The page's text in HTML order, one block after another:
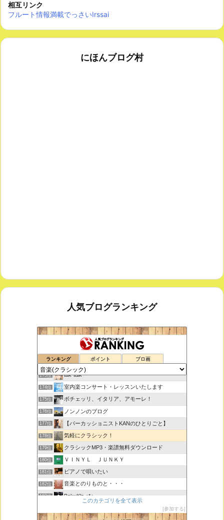
相互リンク
フルート情報満載でっさいIrssai
にほんブログ村
人気ブログランキング
ランキング ポイント ブロ画
鑑賞空間・忘れられない作品
172位 思えば遠くへ来たもんだ
173位 tak-talk
174位 室内楽コンサート・レッスンいたします
175位 ボチェッリ、イタリア、アモーレ！
176位 ノンノンのブログ
177位 【パーカッショニストKANのひとりごと】
178位 気軽にクラシック！
179位 クラシックMP3・楽譜無料ダウンロード
180位 ＶＩＮＹＬ ＪＵＮＫＹ
181位 ピアノで唄いたい
182位 音楽とのりものと・・・
183位 BakuKla +*+
このカテゴリを全て表示
参加する